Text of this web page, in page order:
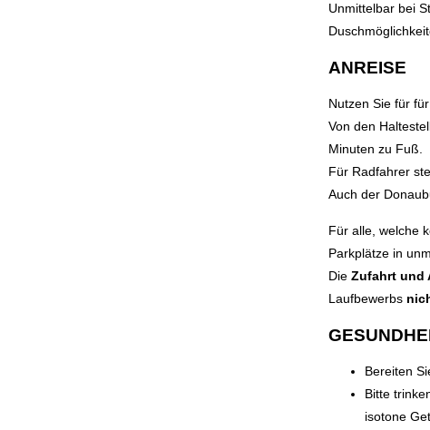
Unmittelbar bei
ANREISE
Nutzen Sie für
Von den
Minuten zu Fuß.
Für Radfahrer
Auch der
Für alle, welche
Parkplätze in
Die Zufahrt und
Laufbewerbs
Bereiten
Bitte
isotone